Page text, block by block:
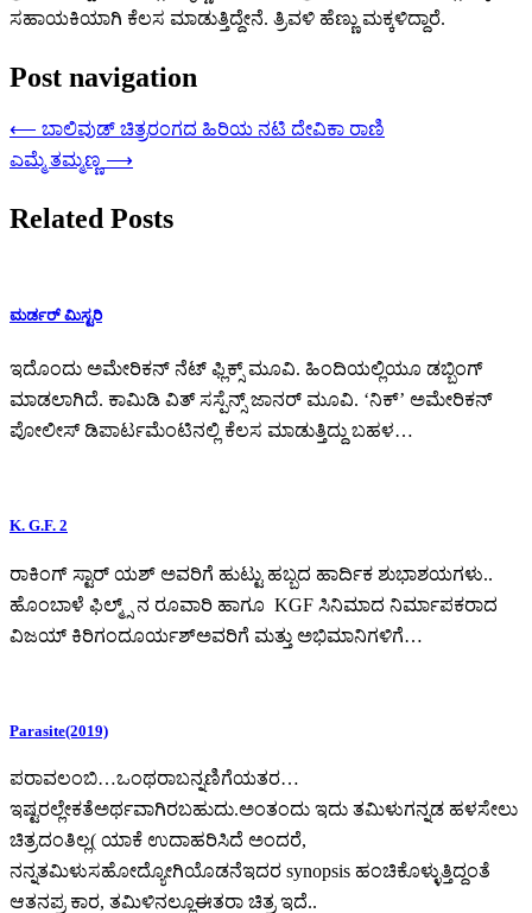
ಸಹಾಯಕಿಯಾಗಿ ಕೆಲಸ ಮಾಡುತ್ತಿದ್ದೇನೆ. ತ್ರಿವಳಿ ಹೆಣ್ಣು ಮಕ್ಕಳಿದ್ದಾರೆ.
Post navigation
⟵ ಬಾಲಿವುಡ್ ಚಿತ್ರರಂಗದ ಹಿರಿಯ ನಟಿ ದೇವಿಕಾ ರಾಣಿ
ಎಮ್ಮೆ ತಮ್ಮಣ್ಣ ⟶
Related Posts
ಮರ್ಡರ್ ಮಿಸ್ಟರಿ
ಇದೊಂದು ಅಮೇರಿಕನ್ ನೆಟ್ ಫ್ಲಿಕ್ಸ್ ಮೂವಿ. ಹಿಂದಿಯಲ್ಲಿಯೂ ಡಬ್ಬಿಂಗ್
ಮಾಡಲಾಗಿದೆ. ಕಾಮಿಡಿ ವಿತ್ ಸಸ್ಪೆನ್ಸ್ ಜಾನರ್ ಮೂವಿ. ‘ನಿಕ್’ ಅಮೇರಿಕನ್
ಪೋಲೀಸ್ ಡಿಪಾರ್ಟಮೆಂಟಿನಲ್ಲಿ ಕೆಲಸ ಮಾಡುತ್ತಿದ್ದು ಬಹಳ…
K. G.F. 2
ರಾಕಿಂಗ್ ಸ್ಟಾರ್ ಯಶ್ ಅವರಿಗೆ ಹುಟ್ಟು ಹಬ್ಬದ ಹಾರ್ದಿಕ ಶುಭಾಶಯಗಳು..
ಹೊಂಬಾಳೆ ಫಿಲ್ಮ್ಸ್ ನ ರೂವಾರಿ ಹಾಗೂ KGF ಸಿನಿಮಾದ ನಿರ್ಮಾಪಕರಾದ
ವಿಜಯ್ ಕಿರಿಗಂದೂರ್ಯಶ್ಅವರಿಗೆ ಮತ್ತು ಅಭಿಮಾನಿಗಳಿಗೆ…
Parasite(2019)
ಪರಾವಲಂಬಿ…ಒಂಥರಾಬನ್ನಣಿಗೆಯತರ…
ಇಷ್ಟರಲ್ಲೇಕತೆಅರ್ಥವಾಗಿರಬಹುದು.ಅಂತಂದು ಇದು ತಮಿಳುಗನ್ನಡ ಹಳಸೇಲು
ಚಿತ್ರದಂತಿಲ್ಲ( ಯಾಕೆ ಉದಾಹರಿಸಿದೆ ಅಂದರೆ,
ನನ್ನತಮಿಳುಸಹೋದ್ಯೋಗಿಯೊಡನೆಇದರ synopsis ಹಂಚಿಕೊಳ್ಳುತ್ತಿದ್ದಂತೆ
ಆತನಪ್ರ ಕಾರ, ತಮಿಳಿನಲ್ಲೂಈತರಾ ಚಿತ್ರ ಇದೆ..